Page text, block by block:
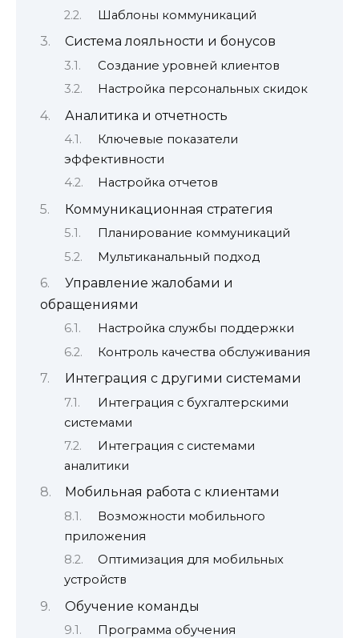
Шаблоны коммуникаций
Система лояльности и бонусов
Создание уровней клиентов
Настройка персональных скидок
Аналитика и отчетность
Ключевые показатели
эффективности
Настройка отчетов
Коммуникационная стратегия
Планирование коммуникаций
Мультиканальный подход
Управление жалобами и
обращениями
Настройка службы поддержки
Контроль качества обслуживания
Интеграция с другими системами
Интеграция с бухгалтерскими
системами
Интеграция с системами
аналитики
Мобильная работа с клиентами
Возможности мобильного
приложения
Оптимизация для мобильных
устройств
Обучение команды
Программа обучения